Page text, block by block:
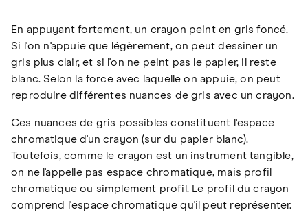
En appuyant fortement, un crayon peint en gris foncé.
Si l'on n'appuie que légèrement, on peut dessiner un
gris plus clair, et si l'on ne peint pas le papier, il reste
blanc. Selon la force avec laquelle on appuie, on peut
reproduire différentes nuances de gris avec un crayon.
Ces nuances de gris possibles constituent l'espace
chromatique d'un crayon (sur du papier blanc).
Toutefois, comme le crayon est un instrument tangible,
on ne l'appelle pas espace chromatique, mais profil
chromatique ou simplement profil. Le profil du crayon
comprend l'espace chromatique qu'il peut représenter.